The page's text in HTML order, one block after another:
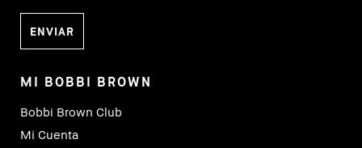
MI BOBBI BROWN
Bobbi Brown Club
Mi Cuenta